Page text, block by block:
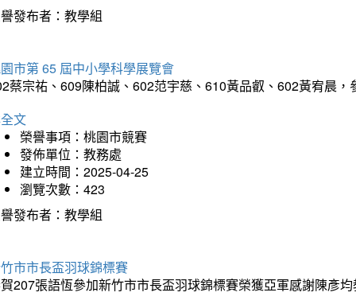
發布者：教學組
市第 65 屆中小學科學展覽會
蔡宗祐、609陳柏誠、602范宇慈、610黃品叡、602黃宥晨
文
榮譽事項：桃園市競賽
發佈單位：教務處
建立時間：2025-04-25
瀏覽次數：423
發布者：教學組
市市長盃羽球錦標賽
207張語恆參加新竹市市長盃羽球錦標賽榮獲亞軍感謝陳彥